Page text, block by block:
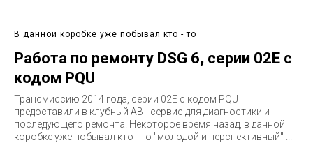
В данной коробке уже побывал кто - то
Работа по ремонту DSG 6, серии 02E с
кодом PQU
Трансмиссию 2014 года, серии 02E c кодом PQU
предоставили в клубный АВ - сервис для диагностики и
последующего ремонта. Некоторое время назад, в данной
коробке уже побывал кто - то "молодой и перспективный" ...